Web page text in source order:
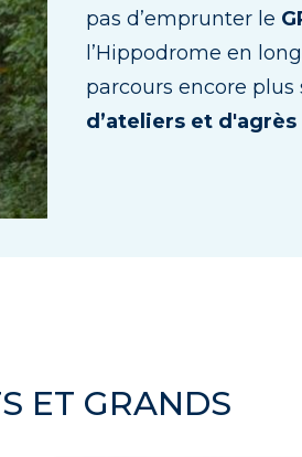
pas d’emprunter le
l’Hippodrome en
parcours encore plus
d’ateliers et
ET GRANDS